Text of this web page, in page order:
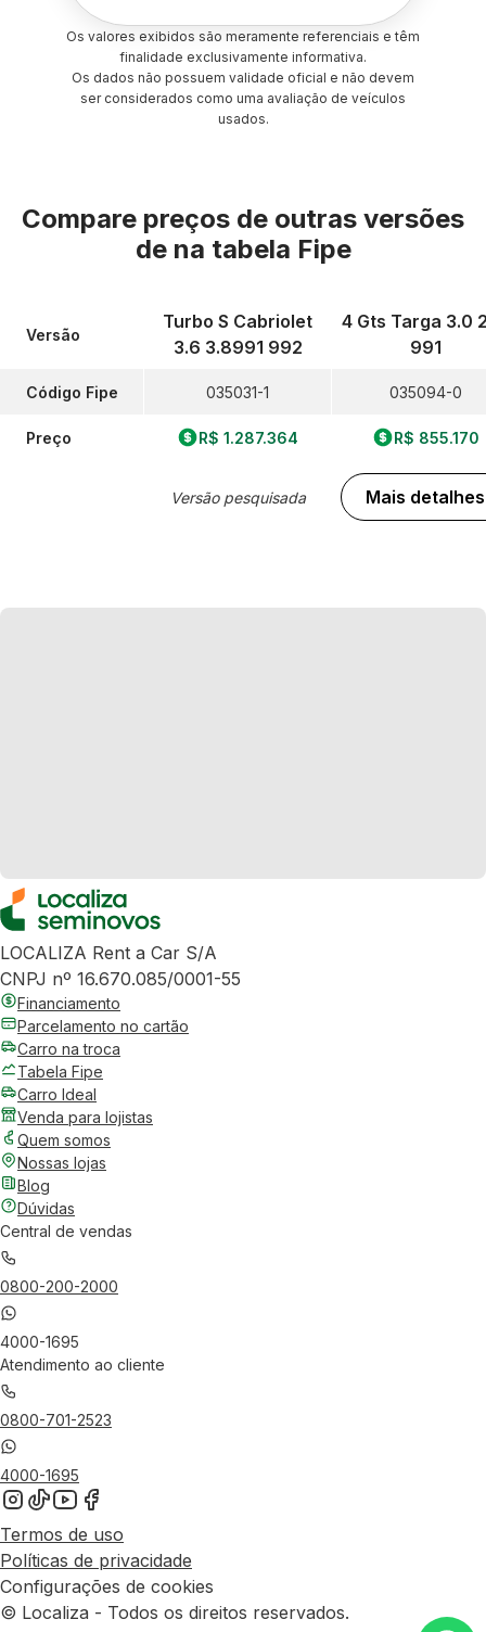
Os valores exibidos são meramente referenciais e têm
finalidade exclusivamente informativa.
Os dados não possuem validade oficial e não devem
ser considerados como uma avaliação de veículos
usados.
Compare preços de outras versões
de na tabela Fipe
Versão
Código Fipe
Preço
Turbo S Cabriolet
3.6 3.8991 992
035031-1
R$ 1.287.364
Versão pesquisada
4 Gts Targa 3.0
991
035094-0
R$ 855.170
Mais detalhes
LOCALIZA Rent a Car S/A
CNPJ nº 16.670.085/0001-55
Financiamento
Parcelamento no cartão
Carro na troca
Tabela Fipe
Carro Ideal
Venda para lojistas
Quem somos
Nossas lojas
Blog
Dúvidas
Central de vendas
0800-200-2000
4000-1695
Atendimento ao cliente
0800-701-2523
4000-1695
Termos de uso
Políticas de privacidade
Configurações de cookies
© Localiza - Todos os direitos reservados.